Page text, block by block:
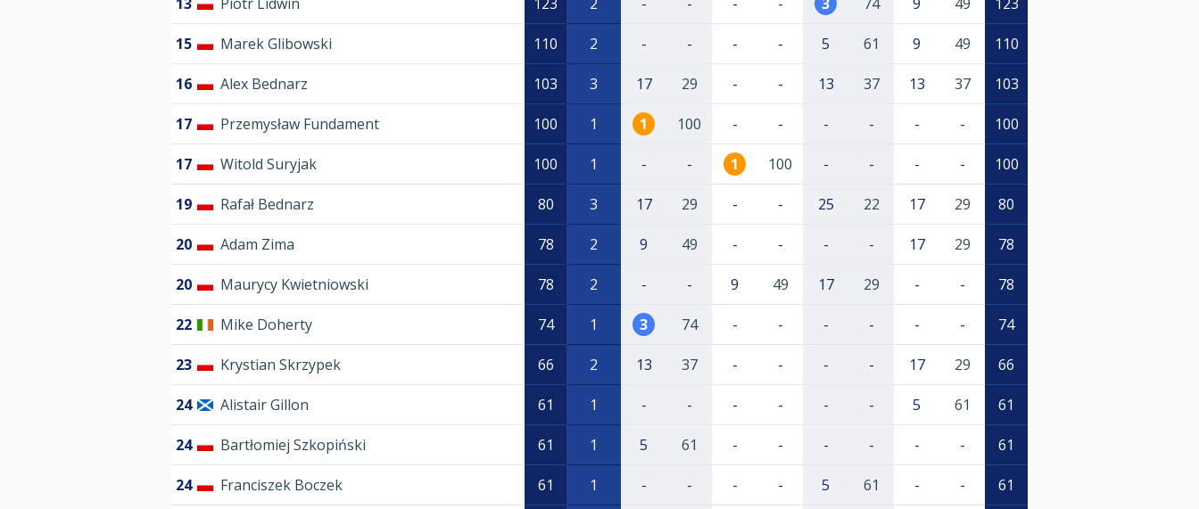
13 Piotr Lidwin 123 2 - - - - 3 74 9 49 123
15 Marek Glibowski 110 2 - - - - 5 61 9 49 110
16 Alex Bednarz 103 3 17 29 - - 13 37 13 37 103
17 Przemysław Fundament 100 1 1 100 - - - - - - 100
17 Witold Suryjak 100 1 - - 1 100 - - - - 100
19 Rafał Bednarz 80 3 17 29 - - 25 22 17 29 80
20 Adam Zima 78 2 9 49 - - - - 17 29 78
20 Maurycy Kwietniowski 78 2 - - 9 49 17 29 - - 78
22 Mike Doherty 74 1 3 74 - - - - - - 74
23 Krystian Skrzypek 66 2 13 37 - - - - 17 29 66
24 Alistair Gillon 61 1 - - - - - - 5 61 61
24 Bartłomiej Szkopiński 61 1 5 61 - - - - - - 61
24 Franciszek Boczek 61 1 - - - - 5 61 - - 61